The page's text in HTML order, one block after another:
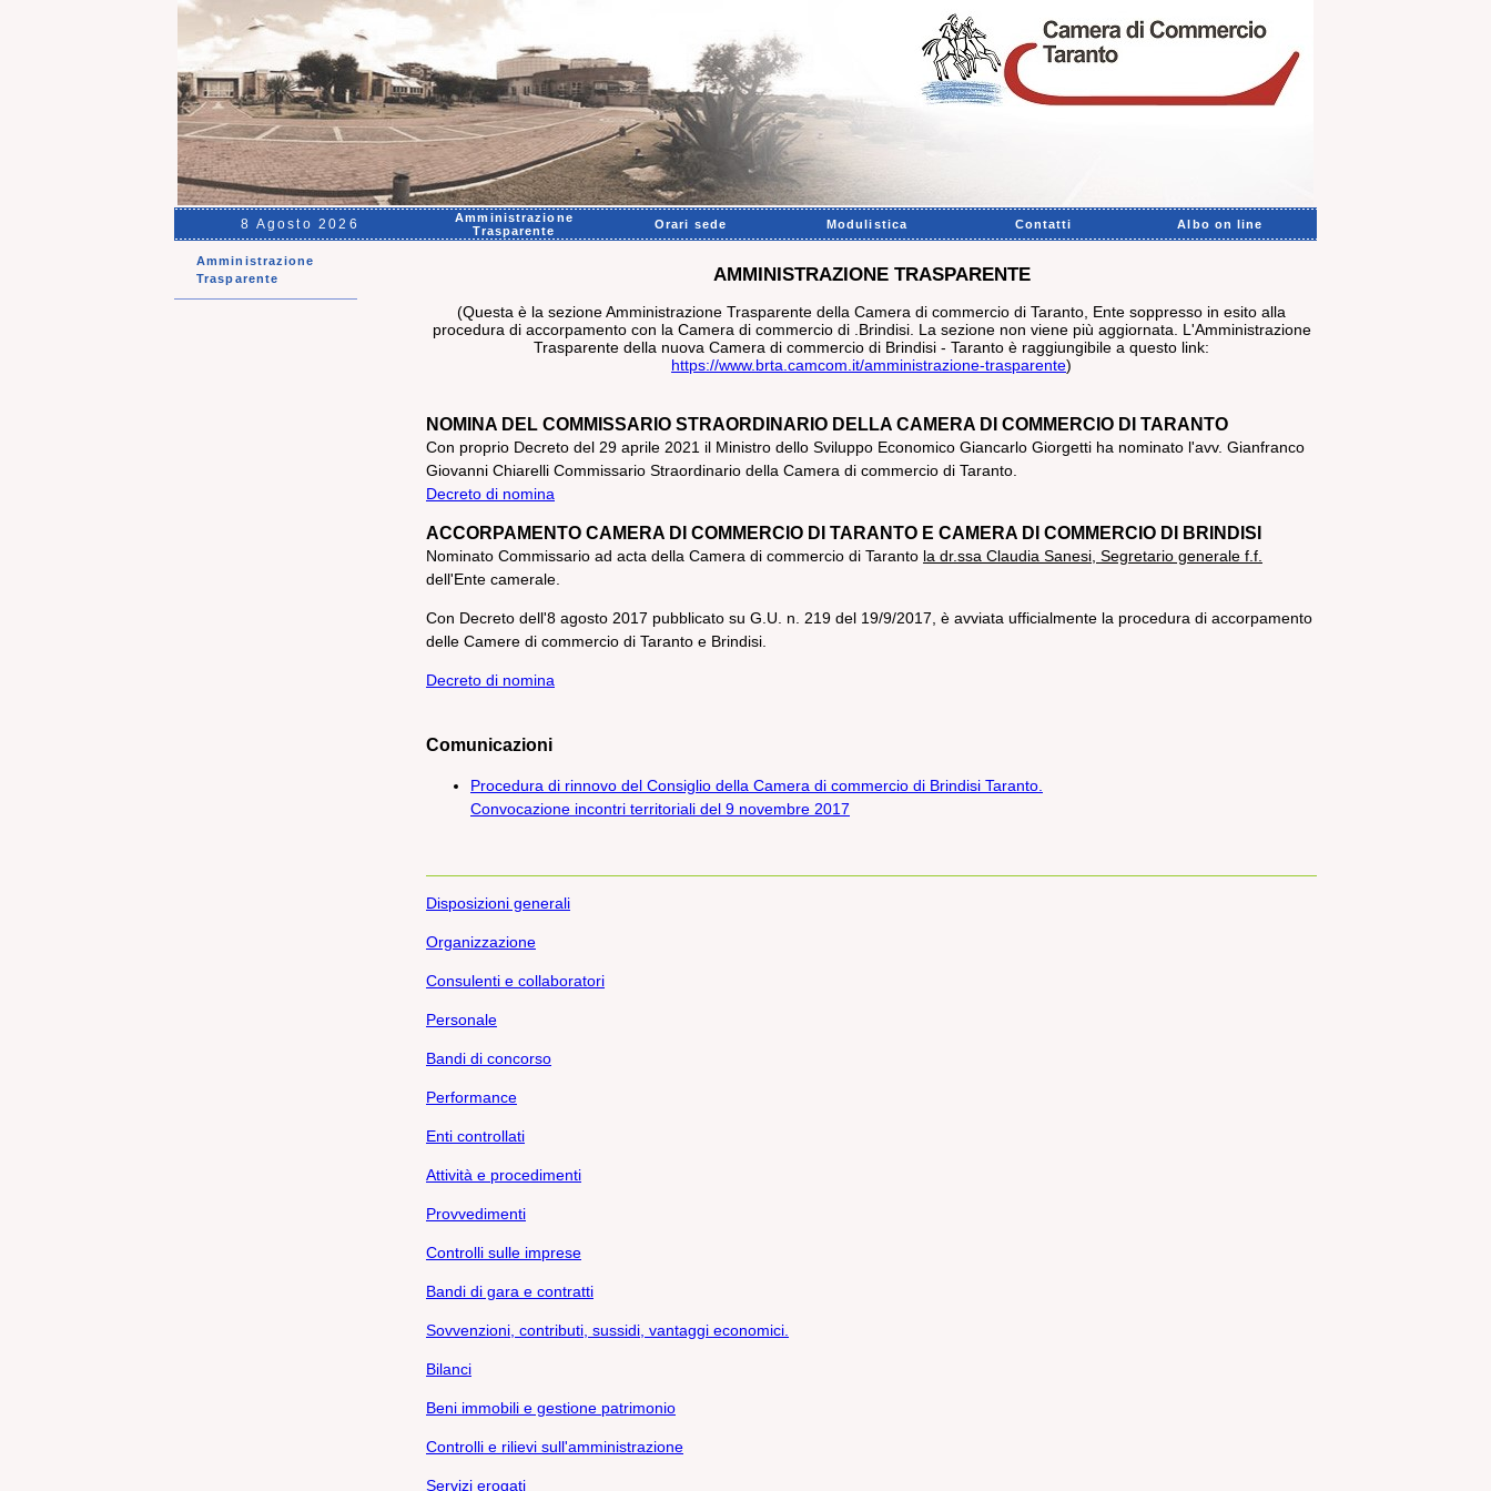
8 Agosto 2026
Amministrazione
Trasparente
Orari sede Modulistica Contatti Albo on line
Amministrazione
Trasparente
AMMINISTRAZIONE TRASPARENTE
(Questa è la sezione Amministrazione Trasparente della Camera di commercio di Taranto, Ente soppresso in esito alla
procedura di accorpamento con la Camera di commercio di .Brindisi. La sezione non viene più aggiornata. L'Amministrazione
Trasparente della nuova Camera di commercio di Brindisi - Taranto è raggiungibile a questo link:
https://www.brta.camcom.it/amministrazione-trasparente)
NOMINA DEL COMMISSARIO STRAORDINARIO DELLA CAMERA DI COMMERCIO DI TARANTO
Con proprio Decreto del 29 aprile 2021 il Ministro dello Sviluppo Economico Giancarlo Giorgetti ha nominato l'avv. Gianfranco
Giovanni Chiarelli Commissario Straordinario della Camera di commercio di Taranto.
Decreto di nomina
ACCORPAMENTO CAMERA DI COMMERCIO DI TARANTO E CAMERA DI COMMERCIO DI BRINDISI
Nominato Commissario ad acta della Camera di commercio di Taranto la dr.ssa Claudia Sanesi, Segretario generale f.f.
dell'Ente camerale.
Con Decreto dell'8 agosto 2017 pubblicato su G.U. n. 219 del 19/9/2017, è avviata ufficialmente la procedura di accorpamento
delle Camere di commercio di Taranto e Brindisi.
Decreto di nomina
Comunicazioni
Procedura di rinnovo del Consiglio della Camera di commercio di Brindisi Taranto.
Convocazione incontri territoriali del 9 novembre 2017
Disposizioni generali
Organizzazione
Consulenti e collaboratori
Personale
Bandi di concorso
Performance
Enti controllati
Attività e procedimenti
Provvedimenti
Controlli sulle imprese
Bandi di gara e contratti
Sovvenzioni, contributi, sussidi, vantaggi economici.
Bilanci
Beni immobili e gestione patrimonio
Controlli e rilievi sull'amministrazione
Servizi erogati